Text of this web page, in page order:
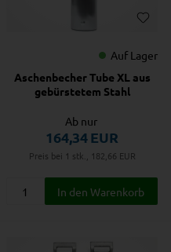
Auf Lager
Aschenbecher Tube XL aus
gebürstetem Stahl
Ab nur
164,34EUR
Preis bei 1 stk., 182,66 EUR